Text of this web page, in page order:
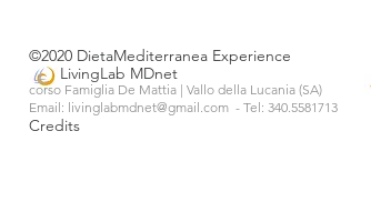
©2020 DietaMediterranea Experience
LivingLab MDnet
corso Famiglia De Mattia | Vallo della Lucania (SA)
Email: livinglabmdnet@gmail.com - Tel: 340.5581713
Credits